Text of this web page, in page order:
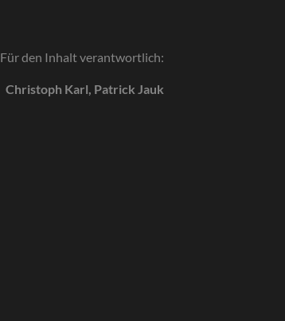
Für den Inhalt verantwortlich:
Christoph Karl, Patrick Jauk